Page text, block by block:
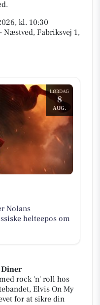
kl. 10:30
Fabriksvej 1,
LØRDAG
8
AUG.
Nolans
helteepos om
Diner
rock 'n' roll hos
Elvis On My
for at sikre din